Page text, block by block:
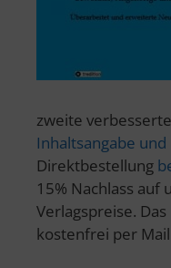
zweite
Inhaltsangabe
Direktbestellung
15% Nachlass auf
Verlagspreise.
kostenfrei per